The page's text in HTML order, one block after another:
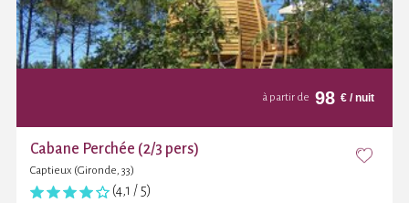
à partir de 98 € / nuit
Cabane Perchée (2/3 pers)
Captieux (Gironde, 33)
(4,1 / 5)